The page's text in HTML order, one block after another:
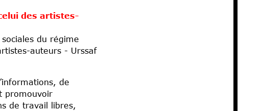
des artistes-
du régime
auteurs - Urssaf
de
promouvoir
de travail libres,